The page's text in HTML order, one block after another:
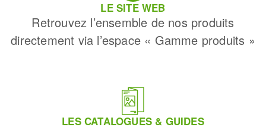
LE SITE WEB
Retrouvez l’ensemble de nos produits
directement via l’espace « Gamme produits »
LES CATALOGUES & GUIDES